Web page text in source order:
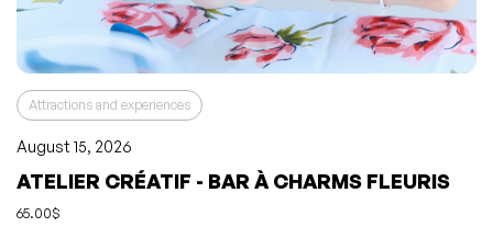
Attractions and experiences
August 15, 2026
ATELIER CRÉATIF - BAR À CHARMS FLEURIS
65.00$